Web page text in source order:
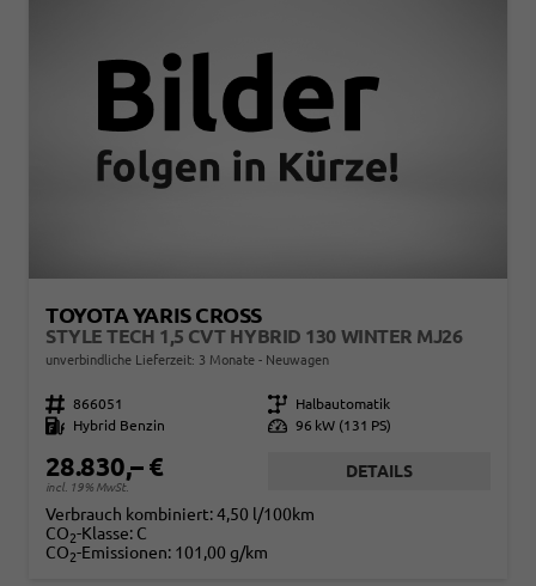
TOYOTA YARIS CROSS
STYLE TECH 1,5 CVT HYBRID 130 WINTER MJ26
unverbindliche Lieferzeit: 3 Monate Neuwagen
Fahrzeugnr. 866051 Getriebe
Halbautomatik
Kraftstoff
Hybrid Benzin Leistung 96 kW (131 PS)
28.830,– €
incl. 19% MwSt.
DETAILS
Verbrauch kombiniert:4,50 l/100km
CO2-Klasse: C
CO2-Emissionen: 101,00 g/km